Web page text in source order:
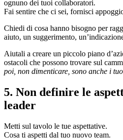
ognuno dei tuoi collaboratori.
Fai sentire che ci sei, fornisci
Chiedi di cosa hanno bisogno per
aiuto, un suggerimento,
Aiutali a creare un piccolo piano
ostacoli che possono trovare sul
poi, non dimenticare, sono anche i
5. Non definire le
leader
Metti sul tavolo le tue aspettative.
Cosa ti aspetti dal tuo nuovo team.